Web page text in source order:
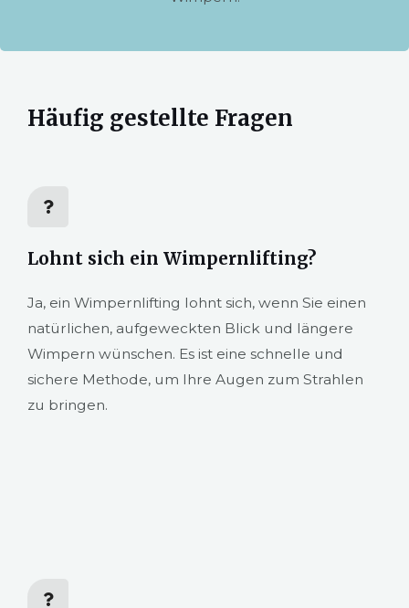
Häufig gestellte Fragen
Lohnt sich ein Wimpernlifting?
Ja, ein Wimpernlifting lohnt sich, wenn Sie einen
natürlichen, aufgeweckten Blick und längere
Wimpern wünschen. Es ist eine schnelle und
sichere Methode, um Ihre Augen zum Strahlen
zu bringen.